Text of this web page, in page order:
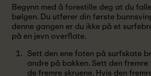
Begynn med å forestille deg at du
bølgen. Du utfører din første
denne gangen er du ikke på et
på en jevn overflate.
Sett den ene foten på surfskate
andre på bakken. Sett den
de fremre skruene. Hvis den